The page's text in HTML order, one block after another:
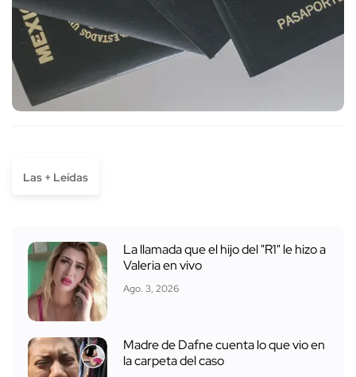
Las + Leídas
La llamada que el hijo del "R1" le hizo a
Valeria en vivo
Ago. 3, 2026
Madre de Dafne cuenta lo que vio en
la carpeta del caso